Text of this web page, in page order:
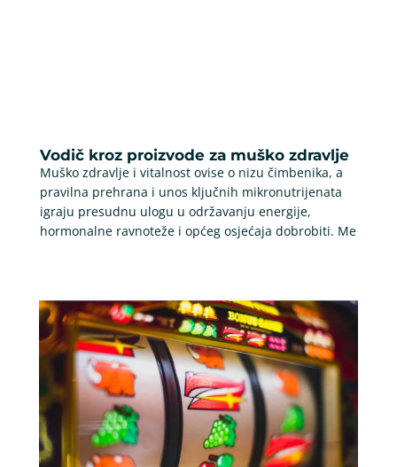
Vodič kroz proizvode za muško zdravlje
Muško zdravlje i vitalnost ovise o nizu čimbenika, a
pravilna prehrana i unos ključnih mikronutrijenata
igraju presudnu ulogu u održavanju energije,
hormonalne ravnoteže i općeg osjećaja dobrobiti. Me